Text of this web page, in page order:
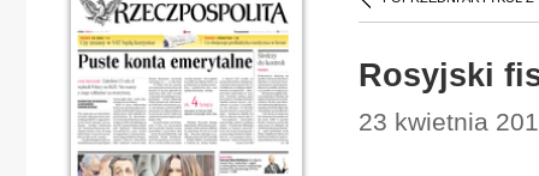
Rosyjski
23 kwietnia